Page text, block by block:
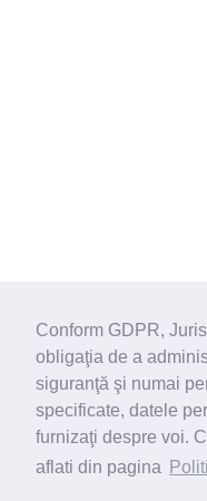
Conform GDPR,
obligaţia de a
siguranţă şi numai
specificate, datele
furnizaţi despre voi.
aflati din pagina